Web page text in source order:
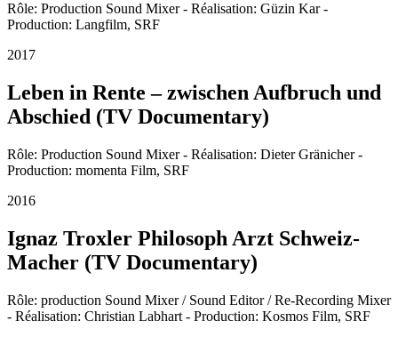
Rôle: Production Sound Mixer - Réalisation: Güzin Kar -
Production: Langfilm, SRF
2017
Leben in Rente – zwischen Aufbruch und
Abschied (TV Documentary)
Rôle: Production Sound Mixer - Réalisation: Dieter Gränicher -
Production: momenta Film, SRF
2016
Ignaz Troxler Philosoph Arzt Schweiz-
Macher (TV Documentary)
Rôle: production Sound Mixer / Sound Editor / Re-Recording Mixer
- Réalisation: Christian Labhart - Production: Kosmos Film, SRF